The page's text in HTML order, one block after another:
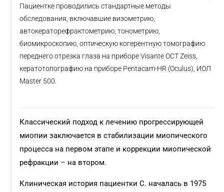
Пациентке проводились стандартные методы
обследования, включавшие визометрию,
автокераторефрактометрию, тонометрию,
биомикроскопию, оптическую когерентную томографию
переднего отрезка глаза на приборе Visante OCT Zeiss,
кератотопографию на приборе Pentacam-HR (Oculus), ИОЛ
Master 500.
Классический подход к лечению прог­рессирующей
миопии заключается в стабилизации миопического
процесса на первом этапе и коррекции миопической
рефракции – на втором.
Клиническая история пациентки С. началась в 1975